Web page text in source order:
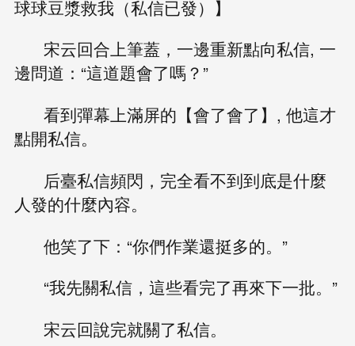
球球豆漿救我（私信已發）】
宋云回合上筆蓋，一邊重新點向私信, 一
邊問道：“這道題會了嗎？”
看到彈幕上滿屏的【會了會了】, 他這才
點開私信。
后臺私信頻閃，完全看不到到底是什麼
人發的什麼內容。
他笑了下：“你們作業還挺多的。”
“我先關私信，這些看完了再來下一批。”
宋云回說完就關了私信。